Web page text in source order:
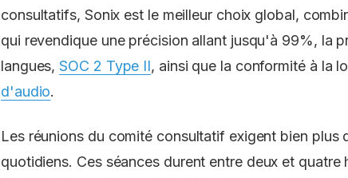
consultatifs, Sonix est le meilleur choix global,
qui revendique une précision allant jusqu'à 99%, la
langues,SOC 2 Type II, ainsi que la conformité à la
d'audio.
Les réunions du comité consultatif exigent bien plus
quotidiens. Ces séances durent entre deux et quatre